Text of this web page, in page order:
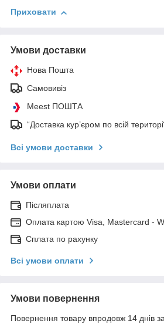
Приховати
Умови доставки
Нова Пошта
Самовивіз
Meest ПОШТА
“Доставка кур’єром по всій
Всі умови доставки
Умови оплати
Післяплата
Оплата картою Visa, Mastercard -
Сплата по рахунку
Всі умови оплати
Умови повернення
Повернення товару впродовж 14 днів